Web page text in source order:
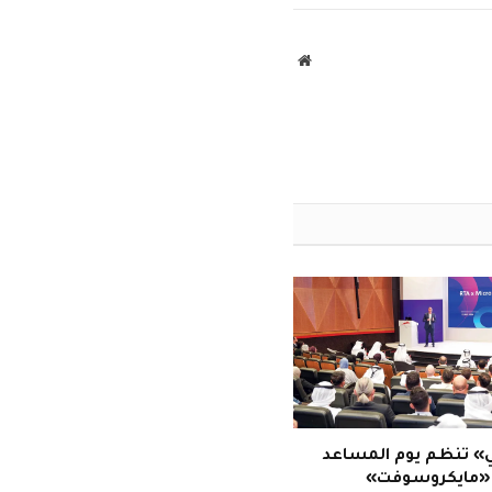
موقع
تنظم يوم المساعد
«مايكروسوفت»